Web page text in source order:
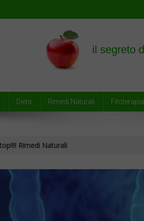
Dieta Rimedi Naturali Fitoterapia
Rimedi Naturali